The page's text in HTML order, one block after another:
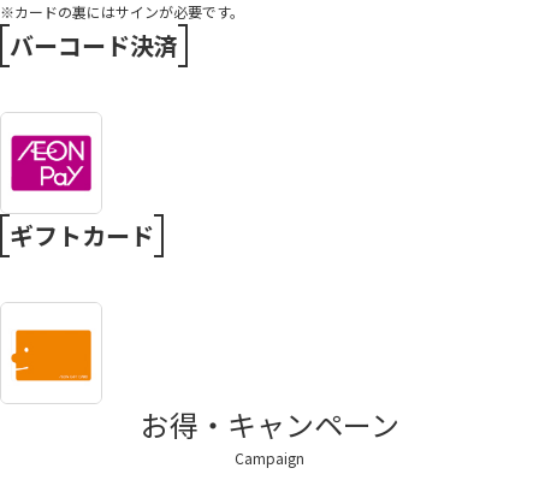
※カードの裏にはサインが必要です。
バーコード決済
ギフトカード
お得・キャンペーン
Campaign